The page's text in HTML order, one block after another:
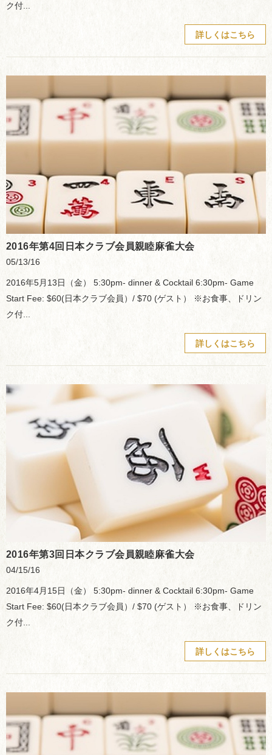
ク付...
詳しくはこちら
2016年第4回日本クラブ会員親睦麻雀大会
05/13/16
2016年5月13日（金） 5:30pm- dinner & Cocktail 6:30pm- Game
Start Fee: $60(日本クラブ会員）/ $70 (ゲスト） ※お食事、ドリン
ク付...
詳しくはこちら
2016年第3回日本クラブ会員親睦麻雀大会
04/15/16
2016年4月15日（金） 5:30pm- dinner & Cocktail 6:30pm- Game
Start Fee: $60(日本クラブ会員）/ $70 (ゲスト） ※お食事、ドリン
ク付...
詳しくはこちら